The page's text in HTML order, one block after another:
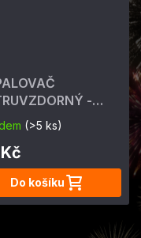
-
4 min
(>5 ks)
Do košíku